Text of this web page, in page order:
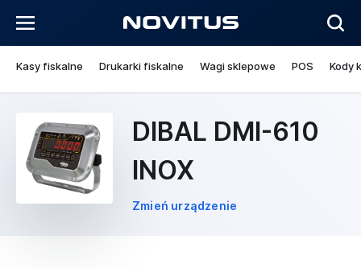
Kasy fiskalne Drukarki fiskalne Wagi sklepowe POS Kody
DIBAL DMI-610
INOX
Zmień urządzenie